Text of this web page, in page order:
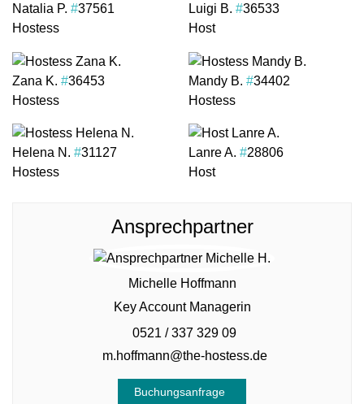
Natalia P. #37561
Hostess
Luigi B. #36533
Host
Zana K. #36453
Hostess
Mandy B. #34402
Hostess
Helena N. #31127
Hostess
Lanre A. #28806
Host
Ansprechpartner
Michelle Hoffmann
Key Account Managerin
0521 / 337 329 09
m.hoffmann@the-hostess.de
Buchungsanfrage